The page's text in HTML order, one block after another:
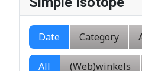
Date Category
All (Web)winkels